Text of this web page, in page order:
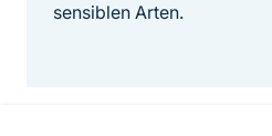
sensiblen Arten.